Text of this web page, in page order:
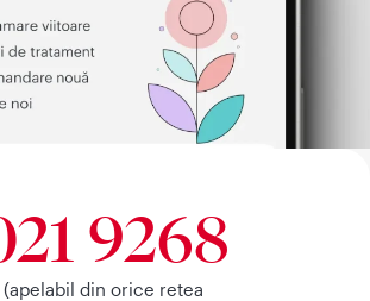
9268
(apelabil din orice retea